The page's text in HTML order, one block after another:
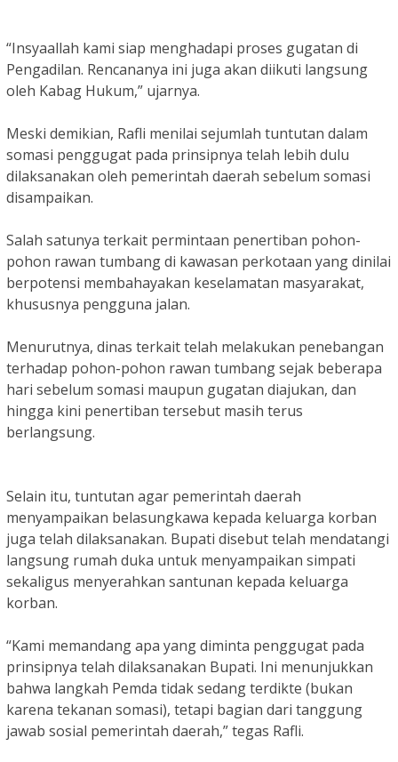
“Insyaallah kami siap menghadapi proses gugatan di
Pengadilan. Rencananya ini juga akan diikuti langsung
oleh Kabag Hukum,” ujarnya.
Meski demikian, Rafli menilai sejumlah tuntutan dalam
somasi penggugat pada prinsipnya telah lebih dulu
dilaksanakan oleh pemerintah daerah sebelum somasi
disampaikan.
Salah satunya terkait permintaan penertiban pohon-
pohon rawan tumbang di kawasan perkotaan yang dinilai
berpotensi membahayakan keselamatan masyarakat,
khususnya pengguna jalan.
Menurutnya, dinas terkait telah melakukan penebangan
terhadap pohon-pohon rawan tumbang sejak beberapa
hari sebelum somasi maupun gugatan diajukan, dan
hingga kini penertiban tersebut masih terus
berlangsung.
Selain itu, tuntutan agar pemerintah daerah
menyampaikan belasungkawa kepada keluarga korban
juga telah dilaksanakan. Bupati disebut telah mendatangi
langsung rumah duka untuk menyampaikan simpati
sekaligus menyerahkan santunan kepada keluarga
korban.
“Kami memandang apa yang diminta penggugat pada
prinsipnya telah dilaksanakan Bupati. Ini menunjukkan
bahwa langkah Pemda tidak sedang terdikte (bukan
karena tekanan somasi), tetapi bagian dari tanggung
jawab sosial pemerintah daerah,” tegas Rafli.